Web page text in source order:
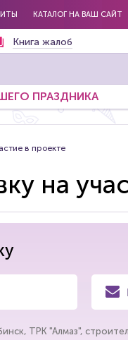
КАТАЛОГ НА ВАШ САЙТ
Книга жалоб
ПРАЗДНИКА
в проекте
на
ТРК "Алмаз",